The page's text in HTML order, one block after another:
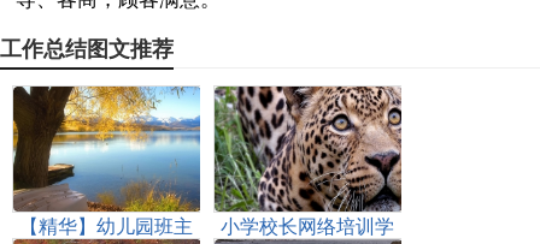
工作总结图文推荐
【精华】幼儿园班主
小学校长网络培训学